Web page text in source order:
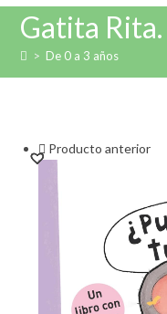
Gatita
> De 0 a 3 años
Producto anterior